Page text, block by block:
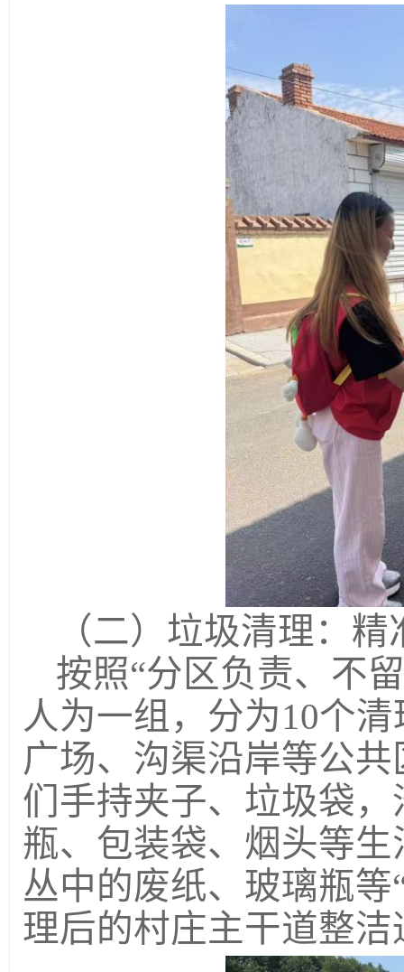
（二）垃圾清理：
按照“分区负责、不
人为一组，分为10个
广场、沟渠沿岸等公
们手持夹子、垃圾袋
瓶、包装袋、烟头等
丛中的废纸、玻璃瓶
理后的村庄主干道整